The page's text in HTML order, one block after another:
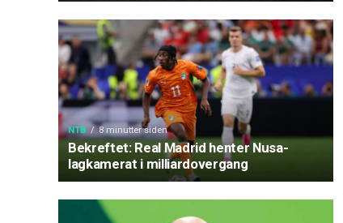
NTB 8 minutter siden
Bekreftet: Real Madrid henter Nusa-
lagkamerat i milliardovergang